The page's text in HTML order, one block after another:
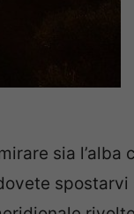
sia l’alba
spostarvi